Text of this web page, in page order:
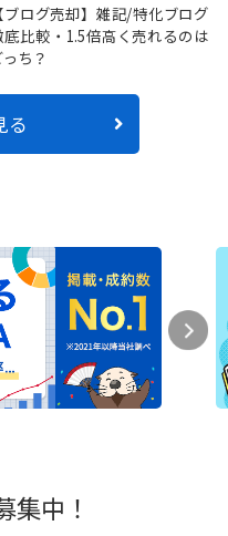
【ブログ売却】雑記/特化ブログ
底比較・1.5倍高く売れるのは
っち？
る
集中！